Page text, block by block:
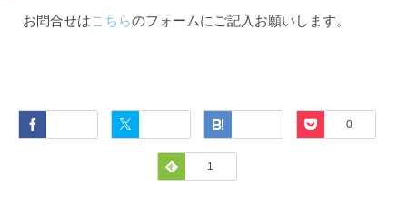
お問合せはこちらのフォームにご記入お願いします。
Pocket
0
Feedly
1